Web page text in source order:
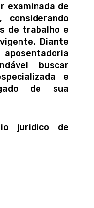
examinada de
considerando
de trabalho e
Diante
buscar
e
de sua
juridico de